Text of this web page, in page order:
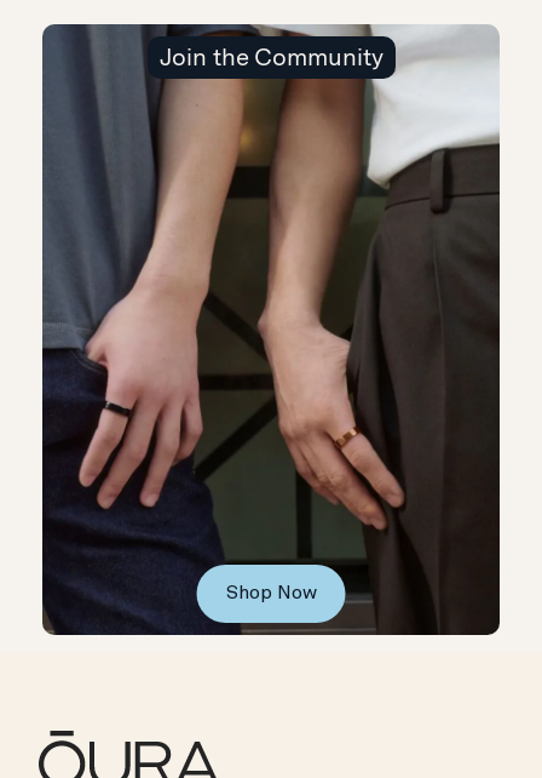
Join the Community
Shop Now